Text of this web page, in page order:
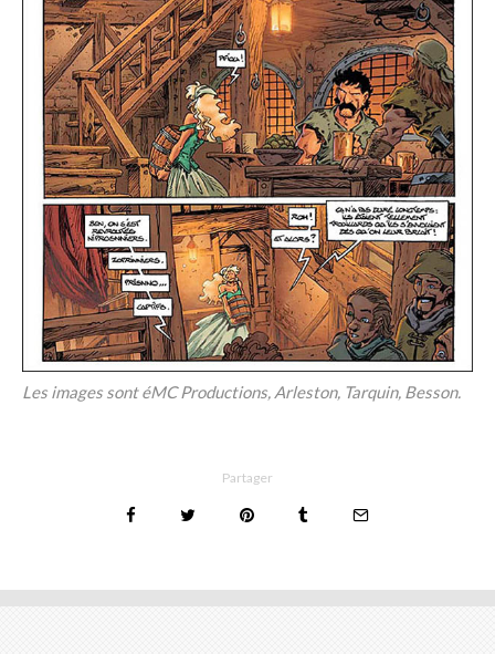
Les images sont éMC Productions, Arleston, Tarquin, Besson.
Partager